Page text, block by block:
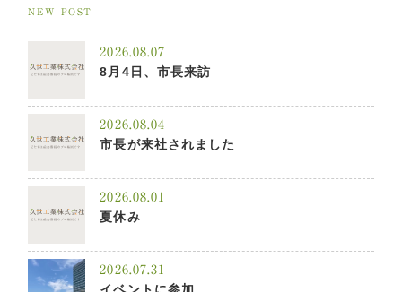
NEW POST
2026.08.07
8月4日、市長来訪
2026.08.04
市長が来社されました
2026.08.01
夏休み
2026.07.31